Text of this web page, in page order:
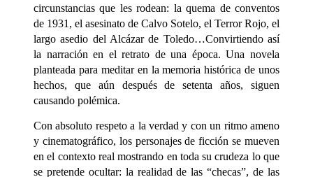
circunstancias que les rodean: la quema de conventos
de 1931, el asesinato de Calvo Sotelo, el Terror Rojo, el
largo asedio del Alcázar de Toledo…Convirtiendo así
la narración en el retrato de una época. Una novela
planteada para meditar en la memoria histórica de unos
hechos, que aún después de setenta años, siguen
causando polémica.
Con absoluto respeto a la verdad y con un ritmo ameno
y cinematográfico, los personajes de ficción se mueven
en el contexto real mostrando en toda su crudeza lo que
se pretende ocultar: la realidad de las “checas”, de las